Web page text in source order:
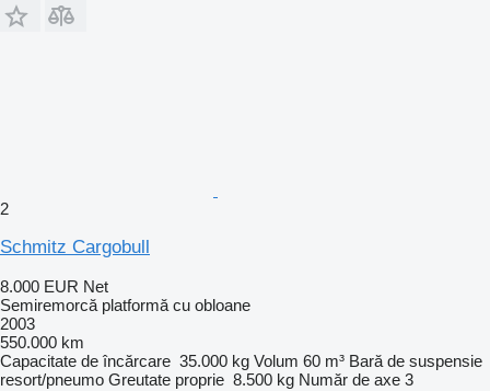
2
Schmitz Cargobull
8.000 EUR Net
Semiremorcă platformă cu obloane
2003
550.000 km
Capacitate de încărcare 35.000 kg Volum 60 m³ Bară de suspensie
resort/pneumo Greutate proprie 8.500 kg Număr de axe 3